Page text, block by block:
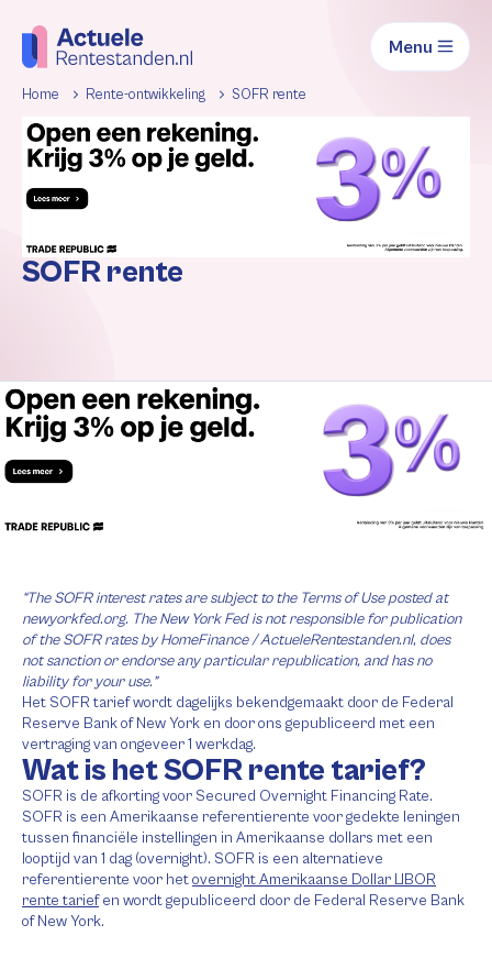
Menu
Home Rente-ontwikkeling SOFR rente
SOFR rente
“The SOFR interest rates are subject to the Terms of Use posted at
newyorkfed.org. The New York Fed is not responsible for publication
of the SOFR rates by HomeFinance / ActueleRentestanden.nl, does
not sanction or endorse any particular republication, and has no
liability for your use.”
Het SOFR tarief wordt dagelijks bekendgemaakt door de Federal
Reserve Bank of New York en door ons gepubliceerd met een
vertraging van ongeveer 1 werkdag.
Wat is het SOFR rente tarief?
SOFR is de afkorting voor Secured Overnight Financing Rate.
SOFR is een Amerikaanse referentierente voor gedekte leningen
tussen financiële instellingen in Amerikaanse dollars met een
looptijd van 1 dag (overnight). SOFR is een alternatieve
referentierente voor hetovernight Amerikaanse Dollar LIBOR
rente tariefen wordt gepubliceerd door de Federal Reserve Bank
of New York.